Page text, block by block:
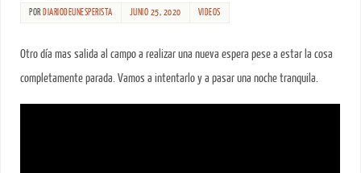
POR DIARIODEUNESPERISTA JUNIO 25, 2020 VIDEOS
Otro día mas salida al campo a realizar una nueva espera pese a estar la cosa
completamente parada. Vamos a intentarlo y a pasar una noche tranquila.